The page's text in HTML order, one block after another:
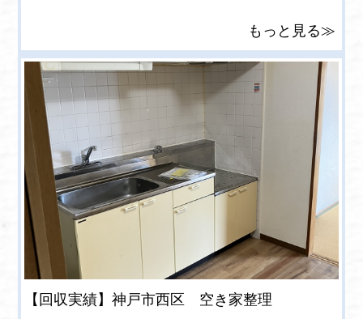
もっと見る≫
【回収実績】神戸市西区 空き家整理